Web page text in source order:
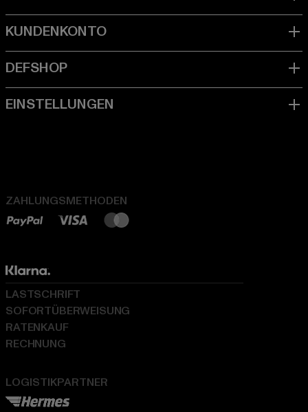
ZAHLUNGSMETHODEN
LOGISTIKPARTNER
LASTSCHRIFT
SOFORTÜBERWEISUNG
RATENKAUF
RECHNUNG